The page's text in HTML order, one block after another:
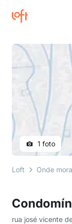
rua josé vicente
1 foto
Loft Onde